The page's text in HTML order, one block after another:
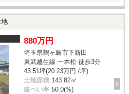
地
880万円
埼玉県鶴ヶ島市下新田
東武越生線 一本松 徒歩3分
43.51坪(20.23万円 /坪)
土地面積 143.82㎡
建ぺい率 50.0(%)